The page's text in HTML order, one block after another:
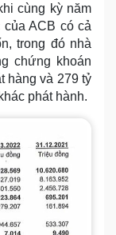
cùng kỳ năm
ACB có cả
trong đó nhà
chứng khoán
hàng và 279 tỷ
phát hành.